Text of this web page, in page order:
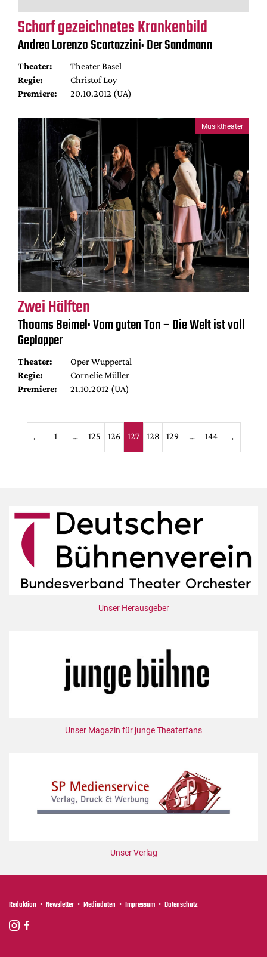
Scharf gezeichnetes Krankenbild
Andrea Lorenzo Scartazzini: Der Sandmann
Theater:
Theater Basel
Regie:
Christof Loy
Premiere:
20.10.2012 (UA)
Musiktheater
Zwei Hälften
Thoams Beimel: Vom guten Ton – Die Welt ist voll
Geplapper
Theater:
Oper Wuppertal
Regie:
Cornelie Müller
Premiere:
21.10.2012 (UA)
der
← 1 … 125 126 127 128 129 … 144 →
Unser Herausgeber
Unser Magazin für junge Theaterfans
Unser Verlag
Redaktion Newsletter Mediadaten Impressum Datenschutz